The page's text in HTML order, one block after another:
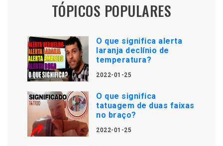
TÓPICOS POPULARES
O que significa alerta
laranja declínio de
temperatura?
2022-01-25
O que significa
tatuagem de duas faixas
no braço?
2022-01-25